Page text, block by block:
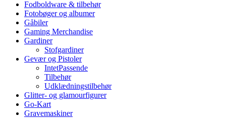
Fodboldware & tilbehør
Fotobøger og albumer
Gåbiler
Gaming Merchandise
Gardiner
Stofgardiner
Gevær og Pistoler
IntetPassende
Tilbehør
Udklædningstilbehør
Glitter- og glamourfigurer
Go-Kart
Gravemaskiner